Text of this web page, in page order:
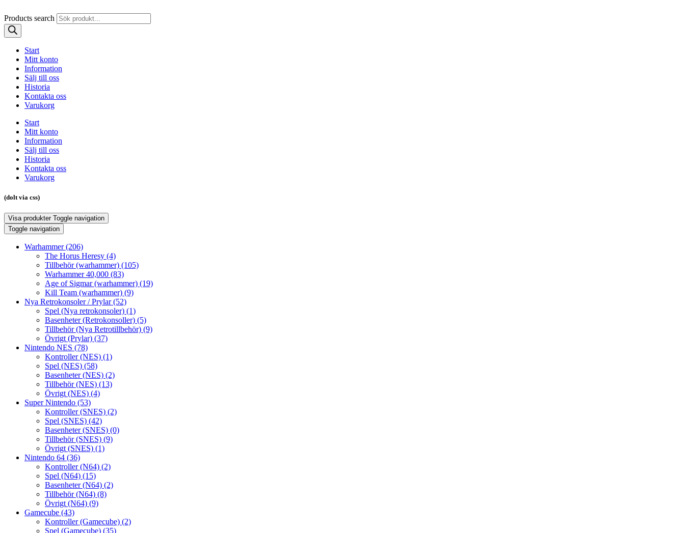
Products search
Start
Mitt konto
Information
Sälj till oss
Historia
Kontakta oss
Varukorg
Start
Mitt konto
Information
Sälj till oss
Historia
Kontakta oss
Varukorg
(dolt via css)
Visa produkter Toggle navigation
Toggle navigation
Warhammer(206)
The Horus Heresy (4)
Tillbehör (warhammer) (105)
Warhammer 40,000 (83)
Age of Sigmar (warhammer) (19)
Kill Team (warhammer) (9)
Nya Retrokonsoler / Prylar(52)
Spel (Nya retrokonsoler) (1)
Basenheter (Retrokonsoller) (5)
Tillbehör (Nya Retrotillbehör) (9)
Övrigt (Prylar) (37)
Nintendo NES (78)
Kontroller (NES) (1)
Spel (NES) (58)
Basenheter (NES) (2)
Tillbehör (NES) (13)
Övrigt (NES) (4)
Super Nintendo (53)
Kontroller (SNES) (2)
Spel (SNES) (42)
Basenheter (SNES) (0)
Tillbehör (SNES) (9)
Övrigt (SNES) (1)
Nintendo 64 (36)
Kontroller (N64) (2)
Spel (N64) (15)
Basenheter (N64) (2)
Tillbehör (N64) (8)
Övrigt (N64) (9)
Gamecube (43)
Kontroller (Gamecube) (2)
Spel (Gamecube) (35)